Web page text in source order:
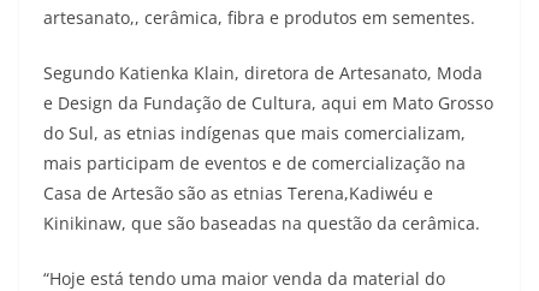
artesanato,, cerâmica, fibra e produtos em sementes.
Segundo Katienka Klain, diretora de Artesanato, Moda
e Design da Fundação de Cultura, aqui em Mato Grosso
do Sul, as etnias indígenas que mais comercializam,
mais participam de eventos e de comercialização na
Casa de Artesão são as etnias Terena,Kadiwéu e
Kinikinaw, que são baseadas na questão da cerâmica.
“Hoje está tendo uma maior venda da material do